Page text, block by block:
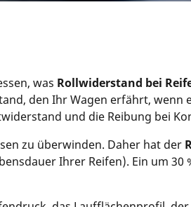
was Rollwiderstand bei
den Ihr Wagen erfährt, wenn
und die Reibung bei
zu überwinden. Daher hat der
Ihrer Reifen). Ein um 30